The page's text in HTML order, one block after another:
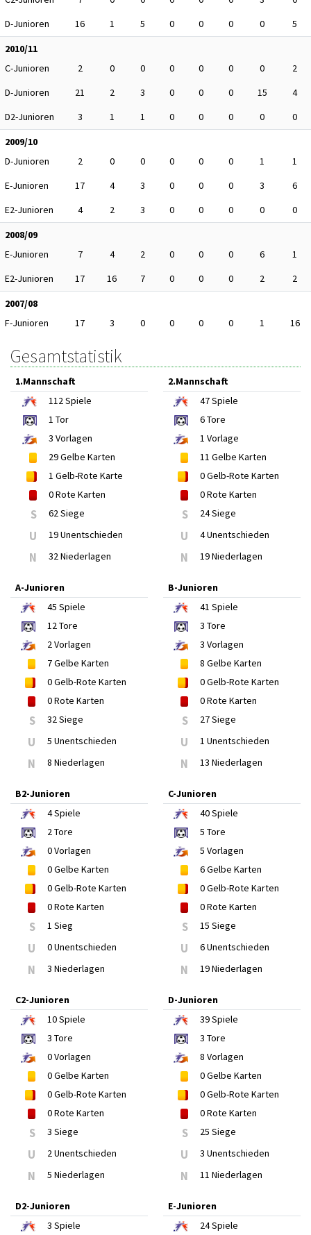
D-Junioren
16 1 5 0 0 0 0
5
2010/11
C-Junioren
2 0 0 0 0 0 0
2
D-Junioren
21 2 3 0 0 0 15
4
D2-Junioren
3 1 1 0 0 0 0
0
2009/10
D-Junioren
2 0 0 0 0 0 1
1
E-Junioren
17 4 3 0 0 0 3
6
E2-Junioren
4 2 3 0 0 0 0
0
2008/09
E-Junioren
7 4 2 0 0 0 6
1
E2-Junioren
17 16 7 0 0 0 2
2
2007/08
F-Junioren
17 3 0 0 0 0 1 16
Gesamtstatistik
1.Mannschaft
112Spiele
1 Tor
3 Vorlagen
29Gelbe Karten
1 Gelb-Rote Karte
0Rote Karten
S 62 Siege
U 19 Unentschieden
N 32 Niederlagen
2.Mannschaft
47Spiele
6Tore
1 Vorlage
11 Gelbe Karten
0Gelb-Rote Karten
0Rote Karten
S 24 Siege
U 4 Unentschieden
N 19 Niederlagen
A-Junioren
45 Spiele
12Tore
2Vorlagen
7Gelbe Karten
0Gelb-Rote Karten
0Rote Karten
S 32 Siege
U 5 Unentschieden
N 8 Niederlagen
B-Junioren
41 Spiele
3 Tore
3 Vorlagen
8 Gelbe Karten
0Gelb-Rote Karten
0Rote Karten
S 27 Siege
U 1 Unentschieden
N 13 Niederlagen
B2-Junioren
4Spiele
2Tore
0Vorlagen
0Gelbe Karten
0Gelb-Rote Karten
0Rote Karten
S 1 Sieg
U 0 Unentschieden
N 3 Niederlagen
C-Junioren
40Spiele
5 Tore
5 Vorlagen
6Gelbe Karten
0Gelb-Rote Karten
0Rote Karten
S 15 Siege
U 6 Unentschieden
N 19 Niederlagen
C2-Junioren
10Spiele
3 Tore
0Vorlagen
0Gelbe Karten
0Gelb-Rote Karten
0Rote Karten
S 3 Siege
U 2 Unentschieden
N 5 Niederlagen
D-Junioren
39Spiele
3 Tore
8 Vorlagen
0Gelbe Karten
0Gelb-Rote Karten
0Rote Karten
S 25 Siege
U 3 Unentschieden
N 11 Niederlagen
D2-Junioren
3 Spiele
E-Junioren
24Spiele